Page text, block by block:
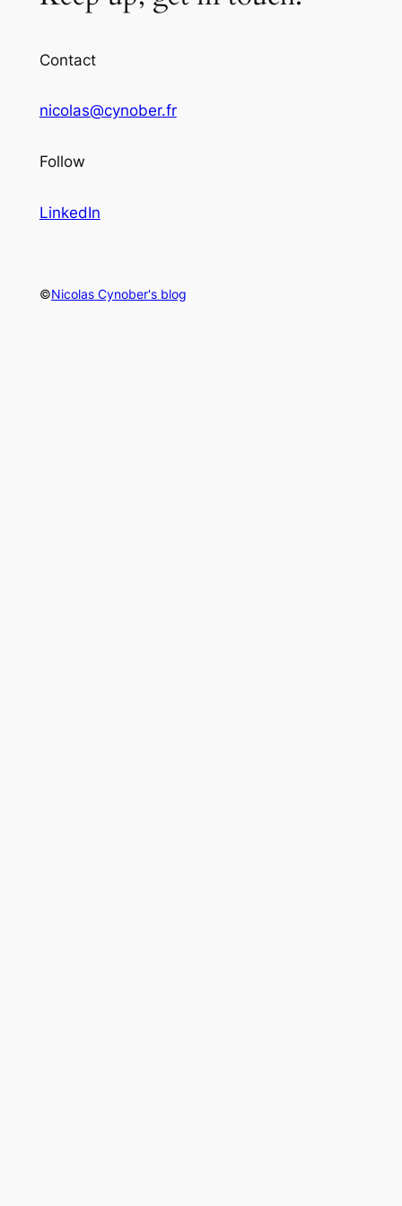
Contact
nicolas@cynober.fr
Follow
LinkedIn
©Nicolas Cynober's blog